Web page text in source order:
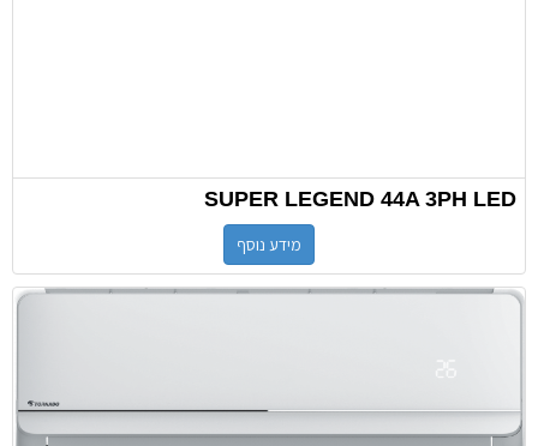
SUPER LEGEND 44A 3PH LED
מידע נוסף